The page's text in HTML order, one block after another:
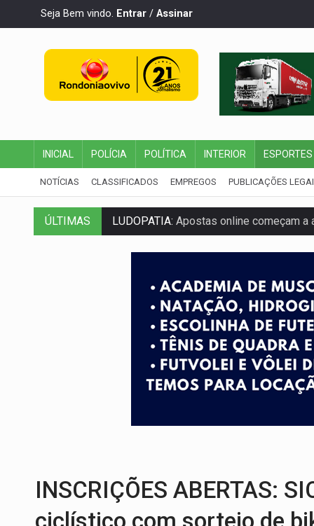
Seja Bem vindo. Entrar / Assinar
INICIAL POLÍCIA POLÍTICA INTERIOR ESPORTES
NOTÍCIAS CLASSIFICADOS EMPREGOS PUBLICAÇÕES
ÚLTIMAS
LUDOPATIA:Apostas online começam a
REFLORESTAMENTO:Plantar árvores
ACABOU COM PEUGEOT: Incêndio
Ladrão é filmado furtando moto
BOLSAS DE PESQUISA: Iniciativa
MATERIAL:Brasil tem grandes reservas
INSCRIÇÕES ABERTAS:
ciclístico com sorteio de